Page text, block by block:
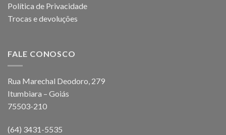
Política de Privacidade
Trocas e devoluções
FALE CONOSCO
Rua Marechal Deodoro, 279
Itumbiara – Goiás
75503-210
(64) 3431-5535